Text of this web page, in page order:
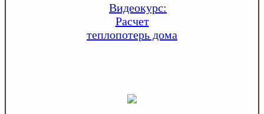
Видеокурс:
Расчет
теплопотерь дома